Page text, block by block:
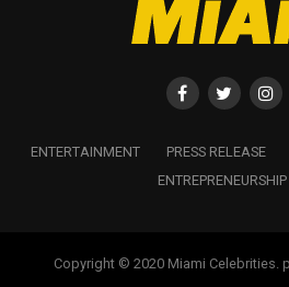
ENTERTAINMENT PRESS RELEASE
ENTREPRENEURSHIP
Copyright © 2020 Miami Celebrities.